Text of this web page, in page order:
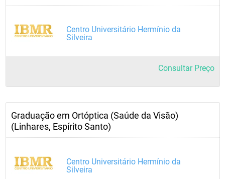
Centro Universitário Hermínio da
Silveira
Consultar Preço
Graduação em Ortóptica (Saúde da Visão)
(Linhares, Espírito Santo)
Centro Universitário Hermínio da
Silveira